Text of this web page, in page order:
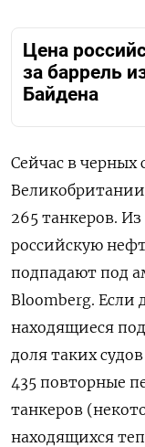
Цена
за баррель
Байдена
Сейчас в черных
265 танкеров.
российскую
подпадают под
Bloomberg. Если
находящиеся
доля таких
435 повторные
танкеров
находящихся